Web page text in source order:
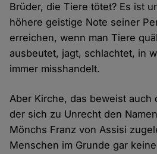
Brüder, die Tiere tötet? Es ist
höhere geistige Note seiner
erreichen, wenn man Tiere
ausbeutet, jagt, schlachtet, in
immer misshandelt.
Aber Kirche, das beweist auch
der sich zu Unrecht den
Mönchs Franz von Assisi
Menschen im Grunde gar